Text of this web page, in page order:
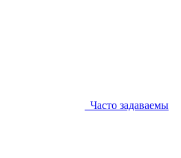
Часто задаваемы